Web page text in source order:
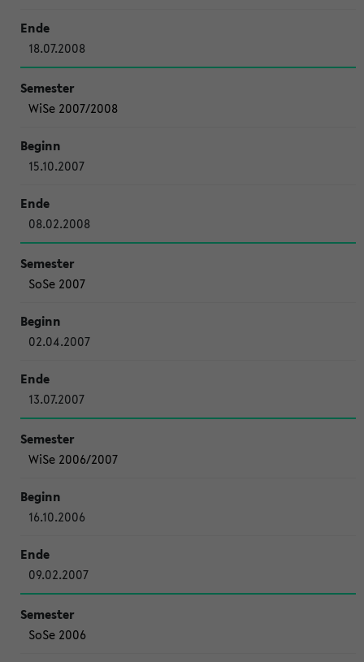
18.07.2008
WiSe 2007/2008
15.10.2007
08.02.2008
SoSe 2007
02.04.2007
13.07.2007
WiSe 2006/2007
16.10.2006
09.02.2007
SoSe 2006